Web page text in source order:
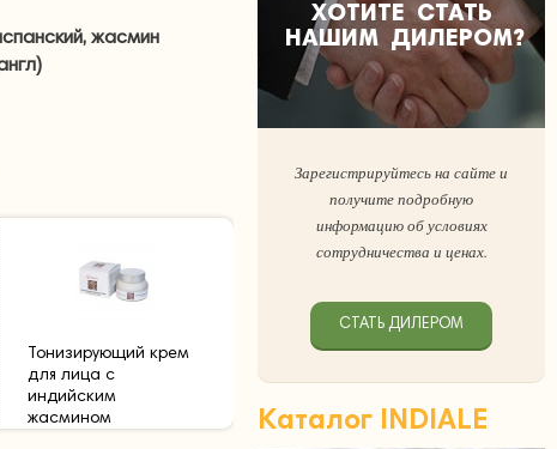
жасмин
Тонизирующий крем
для лица с
индийским
жасмином
ХОТИТЕ СТАТЬ
НАШИМ ДИЛЕРОМ?
Зарегистрируйтесь на сайте и
получите подробную
информацию об условиях
сотрудничества и ценах.
СТАТЬ ДИЛЕРОМ
Каталог INDIALE